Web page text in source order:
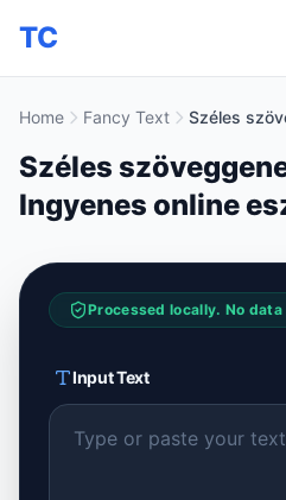
TC
Home Fancy Text Széles
Széles
Ingyenes online
Processed locally. No
Input Text